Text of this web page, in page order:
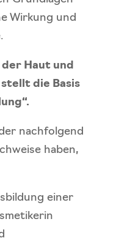
Wirkung und
Haut und
die Basis
nachfolgend
haben,
einer